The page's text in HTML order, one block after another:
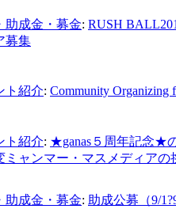
助成金・募金: RUSH
募集
ト紹介: Community Organizing
ト紹介: ★ganas５周年記念★
ミャンマー・マスメディア
助成金・募金: 助成公募（9/